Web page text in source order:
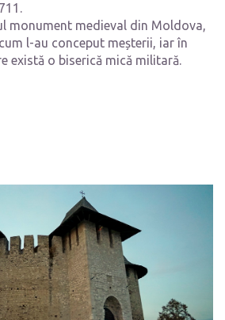
monument medieval din Moldova,
l-au conceput meșterii, iar în
există o biserică mică militară.